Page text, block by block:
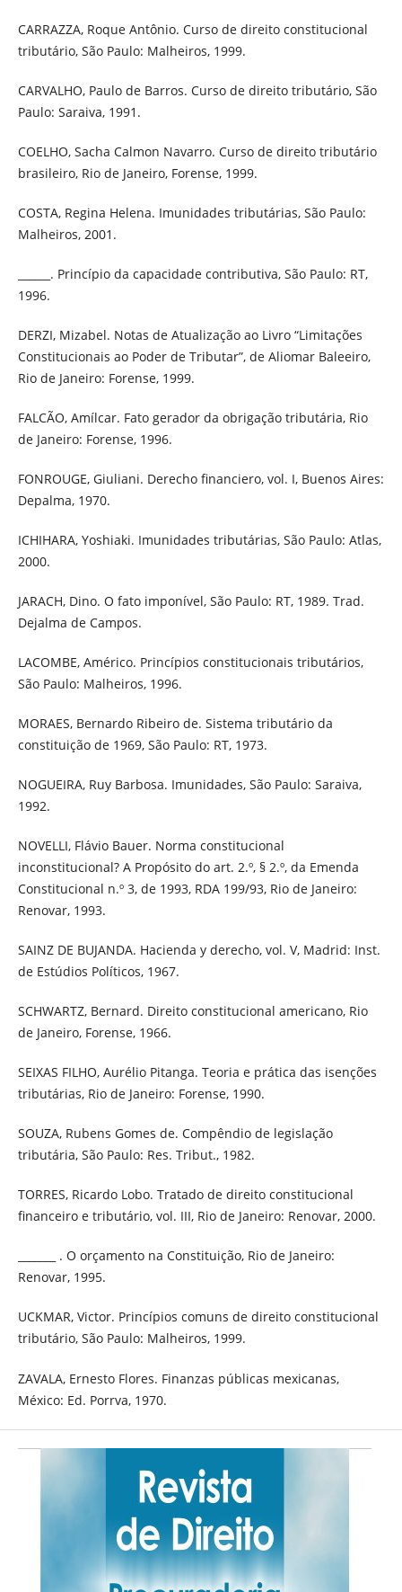
CARRAZZA, Roque Antônio. Curso de direito constitucional
tributário, São Paulo: Malheiros, 1999.
CARVALHO, Paulo de Barros. Curso de direito tributário, São
Paulo: Saraiva, 1991.
COELHO, Sacha Calmon Navarro. Curso de direito tributário
brasileiro, Rio de Janeiro, Forense, 1999.
COSTA, Regina Helena. Imunidades tributárias, São Paulo:
Malheiros, 2001.
______. Princípio da capacidade contributiva, São Paulo: RT,
1996.
DERZI, Mizabel. Notas de Atualização ao Livro “Limitações
Constitucionais ao Poder de Tributar”, de Aliomar Baleeiro,
Rio de Janeiro: Forense, 1999.
FALCÃO, Amílcar. Fato gerador da obrigação tributária, Rio
de Janeiro: Forense, 1996.
FONROUGE, Giuliani. Derecho financiero, vol. I, Buenos Aires:
Depalma, 1970.
ICHIHARA, Yoshiaki. Imunidades tributárias, São Paulo: Atlas,
2000.
JARACH, Dino. O fato imponível, São Paulo: RT, 1989. Trad.
Dejalma de Campos.
LACOMBE, Américo. Princípios constitucionais tributários,
São Paulo: Malheiros, 1996.
MORAES, Bernardo Ribeiro de. Sistema tributário da
constituição de 1969, São Paulo: RT, 1973.
NOGUEIRA, Ruy Barbosa. Imunidades, São Paulo: Saraiva,
1992.
NOVELLI, Flávio Bauer. Norma constitucional
inconstitucional? A Propósito do art. 2.º, § 2.º, da Emenda
Constitucional n.º 3, de 1993, RDA 199/93, Rio de Janeiro:
Renovar, 1993.
SAINZ DE BUJANDA. Hacienda y derecho, vol. V, Madrid: Inst.
de Estúdios Políticos, 1967.
SCHWARTZ, Bernard. Direito constitucional americano, Rio
de Janeiro, Forense, 1966.
SEIXAS FILHO, Aurélio Pitanga. Teoria e prática das isenções
tributárias, Rio de Janeiro: Forense, 1990.
SOUZA, Rubens Gomes de. Compêndio de legislação
tributária, São Paulo: Res. Tribut., 1982.
TORRES, Ricardo Lobo. Tratado de direito constitucional
financeiro e tributário, vol. III, Rio de Janeiro: Renovar, 2000.
_______ . O orçamento na Constituição, Rio de Janeiro:
Renovar, 1995.
UCKMAR, Victor. Princípios comuns de direito constitucional
tributário, São Paulo: Malheiros, 1999.
ZAVALA, Ernesto Flores. Finanzas públicas mexicanas,
México: Ed. Porrva, 1970.